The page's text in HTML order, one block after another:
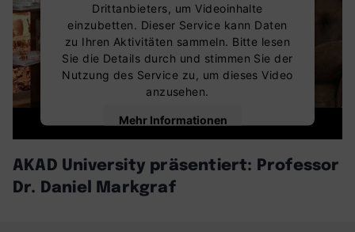
Drittanbieters, um Videoinhalte
einzubetten. Dieser Service kann Daten
zu Ihren Aktivitäten sammeln. Bitte lesen
Sie die Details durch und stimmen Sie der
Nutzung des Service zu, um dieses Video
anzusehen.
Mehr Informationen
Akzeptieren
powered byUsercentrics Consent
AKAD University präsentiert: Professor
Dr. Daniel Markgraf